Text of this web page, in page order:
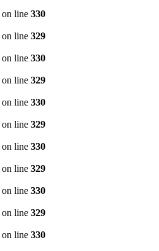
on line 330
on line 329
on line 330
on line 329
on line 330
on line 329
on line 330
on line 329
on line 330
on line 329
on line 330